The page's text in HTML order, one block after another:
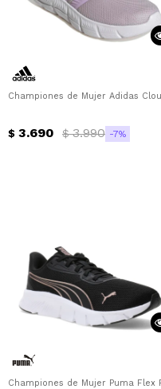
Championes de Mujer Adidas
$ 3.690 $ 3.990 7
Championes de Mujer Puma